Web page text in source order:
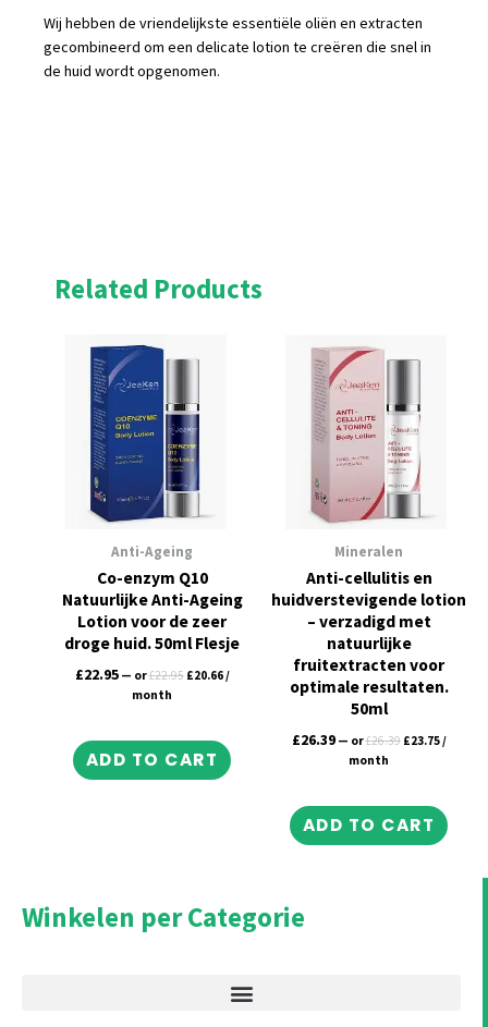
Winkelen per Categorie
Related Products
Anti-Ageing
Co-enzym Q10
Natuurlijke Anti-Ageing
Lotion voor de zeer
droge huid. 50ml Flesje
£22.95 — or£22.95
price
£20.66/
month
ADD TO CART
Mineralen
Anti-cellulitis en
huidverstevigende lotion
– verzadigd met
natuurlijke
fruitextracten voor
optimale resultaten.
50ml
£26.39 — or£26.39 £23.75/
month
ADD TO CART
Wij hebben de vriendelijkste essentiële oliën en extracten
gecombineerd om een delicate lotion te creëren die snel in
de huid wordt opgenomen.